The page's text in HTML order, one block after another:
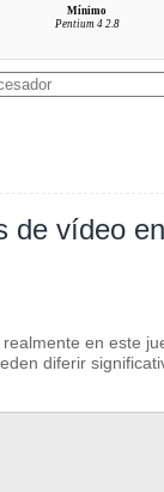
Mínimo
Pentium 4 2.8
de vídeo en
en este
diferir